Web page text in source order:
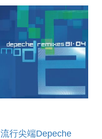
流行尖端Depeche